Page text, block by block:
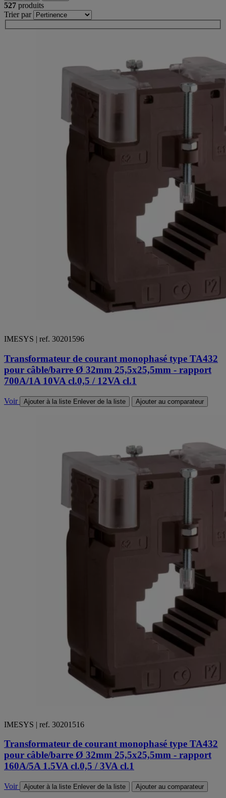
527 produits
Trier par
IMESYS | ref. 30201596
Transformateur de courant monophasé type TA432
pour câble/barre Ø 32mm 25,5x25,5mm - rapport
700A/1A 10VA cl.0,5 / 12VA cl.1
Voir Ajouter à la liste Enlever de la liste Ajouter au comparateur
IMESYS | ref. 30201516
Transformateur de courant monophasé type TA432
pour câble/barre Ø 32mm 25,5x25,5mm - rapport
160A/5A 1.5VA cl.0,5 / 3VA cl.1
Voir Ajouter à la liste Enlever de la liste Ajouter au comparateur